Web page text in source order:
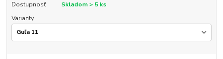
Dostupnosť
Skladom > 5 ks
Varianty